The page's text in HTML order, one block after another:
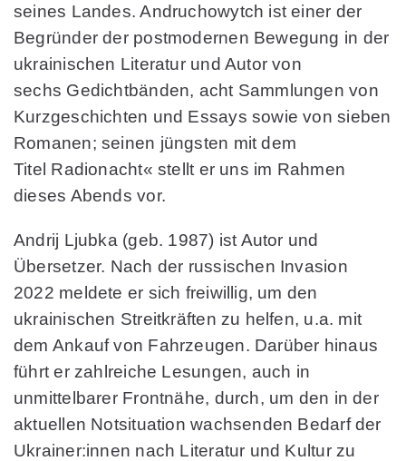
seines Landes. Andruchowytch ist einer der
Begründer der postmodernen Bewegung in der
ukrainischen Literatur und Autor von
sechs Gedichtbänden, acht Sammlungen von
Kurzgeschichten und Essays sowie von sieben
Romanen; seinen jüngsten mit dem
Titel Radionacht« stellt er uns im Rahmen
dieses Abends vor.
Andrij Ljubka (geb. 1987) ist Autor und
Übersetzer. Nach der russischen Invasion
2022 meldete er sich freiwillig, um den
ukrainischen Streitkräften zu helfen, u.a. mit
dem Ankauf von Fahrzeugen. Darüber hinaus
führt er zahlreiche Lesungen, auch in
unmittelbarer Frontnähe, durch, um den in der
aktuellen Notsituation wachsenden Bedarf der
Ukrainer:innen nach Literatur und Kultur zu